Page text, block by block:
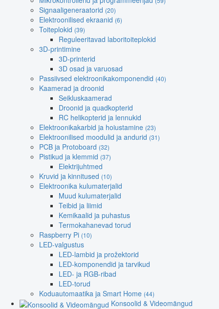
Signaaligeneraatorid (20)
Elektroonilised ekraanid (6)
Toiteplokid (39)
Reguleeritavad laboritoiteplokid
3D-printimine
3D-printerid
3D osad ja varuosad
Passiivsed elektroonikakomponendid (40)
Kaamerad ja droonid
Seikluskaamerad
Droonid ja quadkopterid
RC helikopterid ja lennukid
Elektroonikakarbid ja hoiustamine (23)
Elektroonilised moodulid ja andurid (31)
PCB ja Protoboard (32)
Pistikud ja klemmid (37)
Elektrijuhtmed
Kruvid ja kinnitused (10)
Elektroonika kulumaterjalid
Muud kulumaterjalid
Teibid ja liimid
Kemikaalid ja puhastus
Termokahanevad torud
Raspberry Pi (10)
LED-valgustus
LED-lambid ja prožektorid
LED-komponendid ja tarvikud
LED- ja RGB-ribad
LED-torud
Koduautomaatika ja Smart Home (44)
Konsoolid & Videomängud